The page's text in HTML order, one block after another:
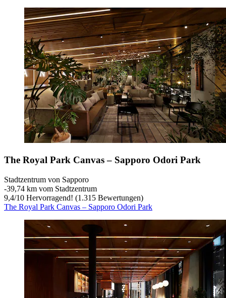
The Royal Park Canvas – Sapporo Odori Park
Stadtzentrum von Sapporo
‐39,74 km vom Stadtzentrum
9,4/10 Hervorragend! (1.315 Bewertungen)
The Royal Park Canvas – Sapporo Odori Park